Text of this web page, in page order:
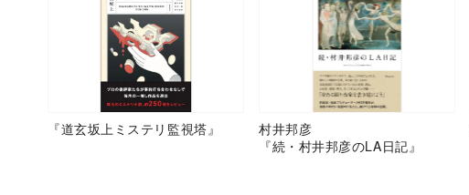
『道玄坂上ミステリ監視塔』
村井邦彦
『続・村井邦彦のLA日記』